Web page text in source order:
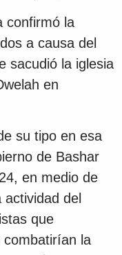
confirmó la
a causa del
sacudió la iglesia
en
su tipo en esa
de Bashar
en medio de
del
que
combatirían la